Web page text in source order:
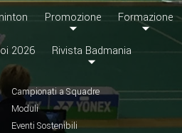
Promozione Formazione
2026 Rivista Badmania
Campionati a Squadre
Moduli
Eventi Sostenibili